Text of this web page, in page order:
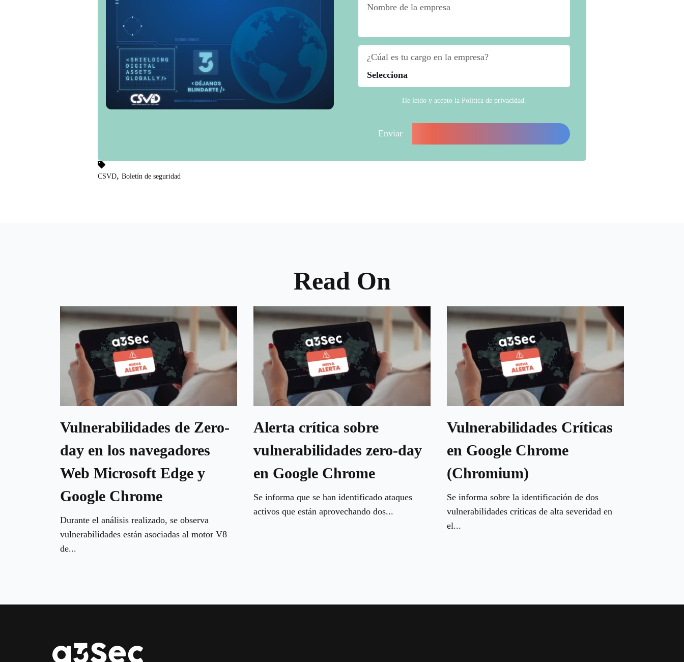
Nombre de la empresa
¿Cúal es tu cargo en la empresa?
He leído y acepto la Política de privacidad.
CSVD, Boletín de seguridad
Read On
Vulnerabilidades de Zero-
day en los navegadores
Web Microsoft Edge y
Google Chrome
Durante el análisis realizado, se observa
vulnerabilidades están asociadas al motor V8
de...
Alerta crítica sobre
vulnerabilidades zero-day
en Google Chrome
Se informa que se han identificado ataques
activos que están aprovechando dos...
Vulnerabilidades Críticas
en Google Chrome
(Chromium)
Se informa sobre la identificación de dos
vulnerabilidades críticas de alta severidad en
el...